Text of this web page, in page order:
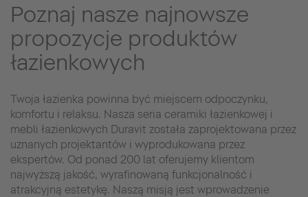
Poznaj nasze najnowsze
propozycje produktów
łazienkowych
Twoja łazienka powinna być miejscem odpoczynku,
komfortu i relaksu. Nasza seria ceramiki łazienkowej i
mebli łazienkowych Duravit została zaprojektowana przez
uznanych projektantów i wyprodukowana przez
ekspertów. Od ponad 200 lat oferujemy klientom
najwyższą jakość, wyrafinowaną funkcjonalność i
atrakcyjną estetykę. Naszą misją jest wprowadzenie